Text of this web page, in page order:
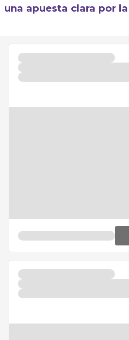
una apuesta clara por